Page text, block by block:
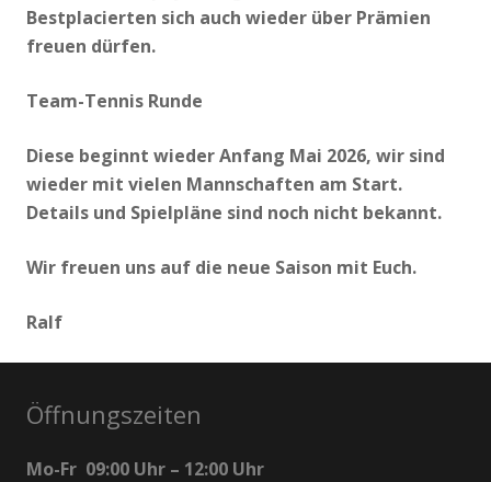
Bestplacierten sich auch wieder über Prämien
freuen dürfen.
Team-Tennis Runde
Diese beginnt wieder Anfang Mai 2026, wir sind
wieder mit vielen Mannschaften am Start.
Details und Spielpläne sind noch nicht bekannt.
Wir freuen uns auf die neue Saison mit Euch.
Ralf
Öffnungszeiten
Mo-Fr 09:00 Uhr – 12:00 Uhr